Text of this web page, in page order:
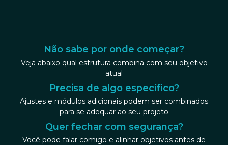
Não sabe por onde começar?
Veja abaixo qual estrutura combina com seu objetivo
atual
Precisa de algo específico?
Ajustes e módulos adicionais podem ser combinados
para se adequar ao seu projeto
Quer fechar com segurança?
Você pode falar comigo e alinhar objetivos antes de